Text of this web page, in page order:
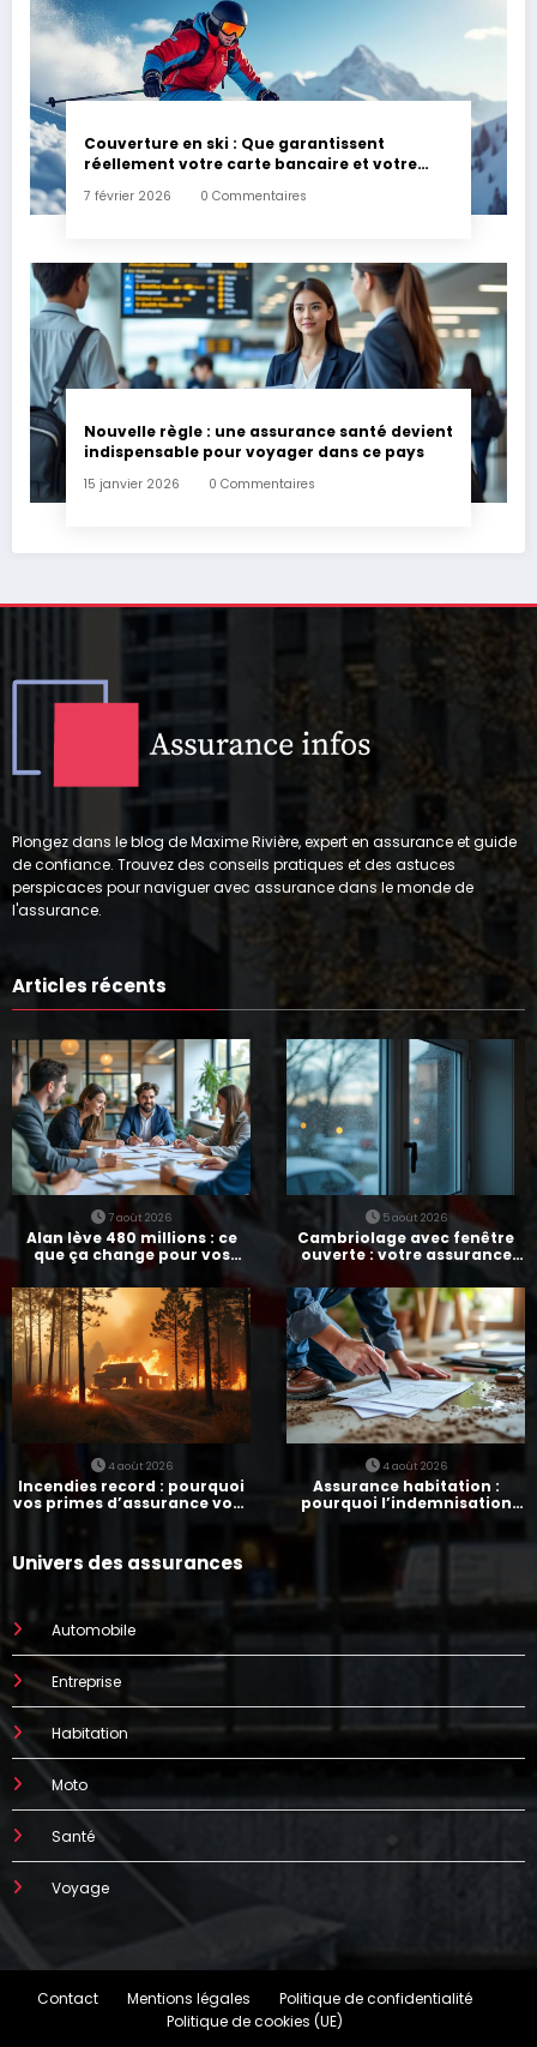
Couverture en ski : Que garantissent
réellement votre carte bancaire et votre
7 février 2026 0 Commentaires
Nouvelle règle : une assurance santé devient
indispensable pour voyager dans ce pays
15 janvier 2026 0 Commentaires
Plongez dans le blog de Maxime Rivière, expert en assurance et guide
de confiance. Trouvez des conseils pratiques et des astuces
perspicaces pour naviguer avec assurance dans le monde de
l'assurance.
Articles récents
7 août 2026
Alan lève 480 millions : ce
que ça change pour vos
5 août 2026
Cambriolage avec fenêtre
ouverte : votre assurance
paie-t-elle ?
4 août 2026
Incendies record : pourquoi
vos primes d’assurance vont
4 août 2026
Assurance habitation :
pourquoi l’indemnisation
prend parfois 7 mois
Univers des assurances
Automobile
Entreprise
Habitation
Moto
Santé
Voyage
Contact Mentions légales
Politique de confidentialité
Politique de cookies (UE)